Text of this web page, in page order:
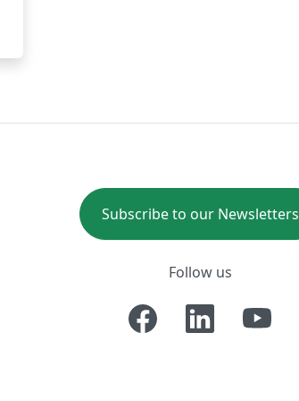
Subscribe to our Newsletters
Follow us